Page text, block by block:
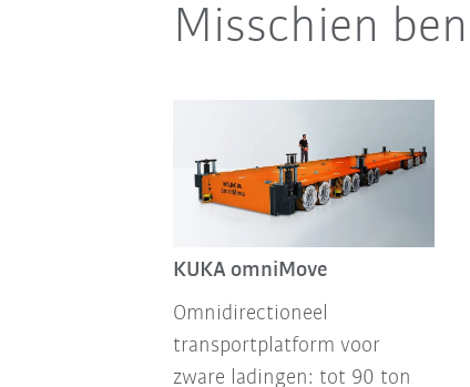
Misschien
KUKA omniMove
Omnidirectioneel
transportplatform voor
zware ladingen: tot 90 ton